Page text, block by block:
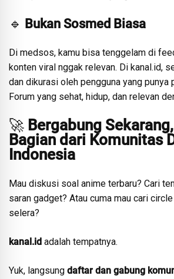
🔹 Bukan Sosmed Biasa
Di medsos, kamu bisa tenggelam di
konten viral nggak relevan. Di kanal.id,
dan dikurasi oleh pengguna yang punya
Forum yang sehat, hidup, dan relevan
🚀 Bergabung
Bagian dari Komunitas
Indonesia
Mau diskusi soal anime terbaru? Cari
saran gadget? Atau cuma mau cari
selera?
kanal.id adalah tempatnya.
Yuk, langsung daftar dan gabung